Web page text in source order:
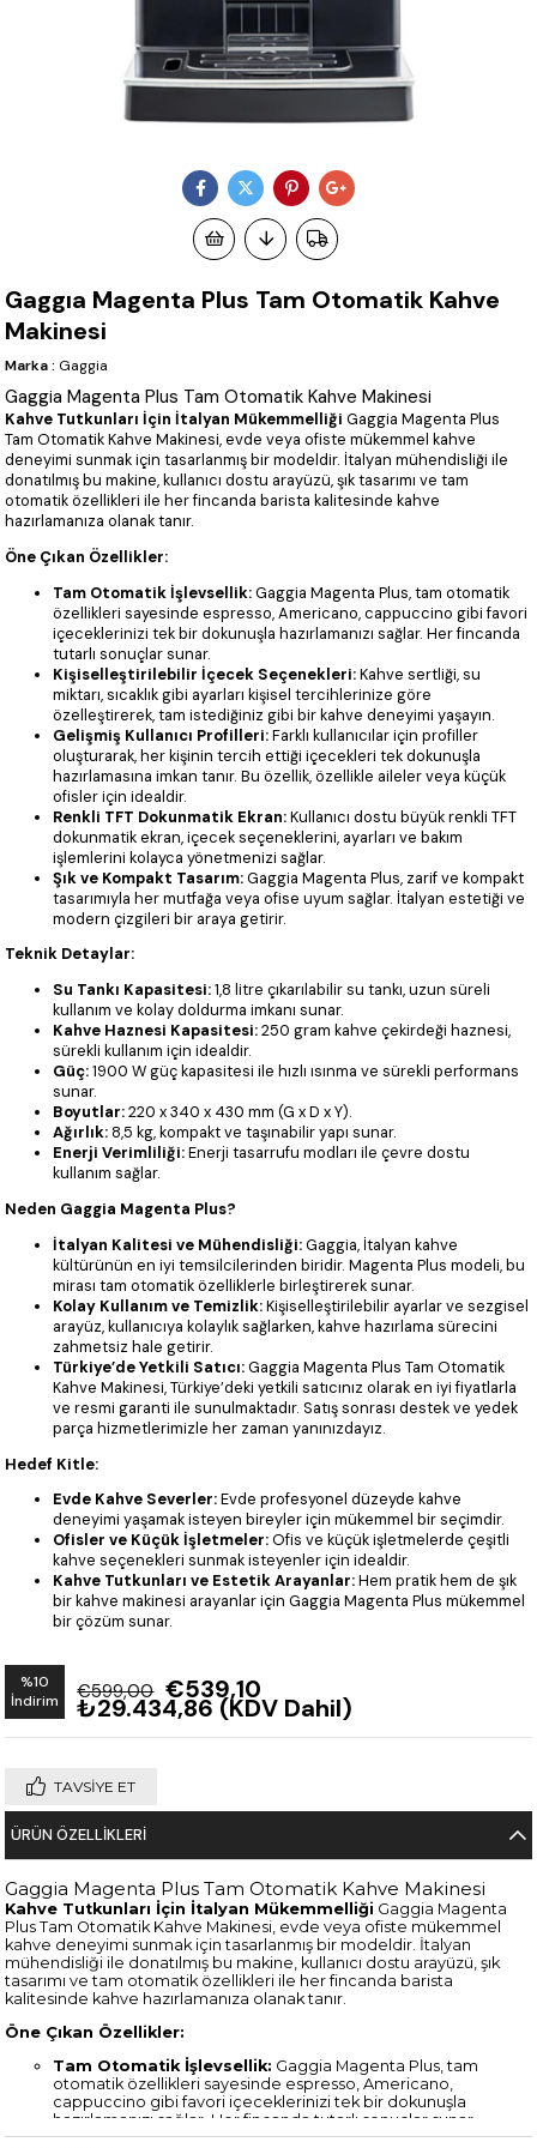
Gaggıa Magenta Plus Tam Otomatik Kahve
Makinesi
Marka : Gaggia
Gaggia Magenta Plus Tam Otomatik Kahve Makinesi
Kahve Tutkunları İçin İtalyan Mükemmelliği Gaggia Magenta Plus
Tam Otomatik Kahve Makinesi, evde veya ofiste mükemmel kahve
deneyimi sunmak için tasarlanmış bir modeldir. İtalyan mühendisliği ile
donatılmış bu makine, kullanıcı dostu arayüzü, şık tasarımı ve tam
otomatik özellikleri ile her fincanda barista kalitesinde kahve
hazırlamanıza olanak tanır.
Öne Çıkan Özellikler:
Tam Otomatik İşlevsellik:Gaggia Magenta Plus, tam otomatik
özellikleri sayesinde espresso, Americano, cappuccino gibi favori
içeceklerinizi tek bir dokunuşla hazırlamanızı sağlar. Her fincanda
tutarlı sonuçlar sunar.
Kişiselleştirilebilir İçecek Seçenekleri:Kahve sertliği, su
miktarı, sıcaklık gibi ayarları kişisel tercihlerinize göre
özelleştirerek, tam istediğiniz gibi bir kahve deneyimi yaşayın.
Gelişmiş Kullanıcı Profilleri:Farklı kullanıcılar için profiller
oluşturarak, her kişinin tercih ettiği içecekleri tek dokunuşla
hazırlamasına imkan tanır. Bu özellik, özellikle aileler veya küçük
ofisler için idealdir.
Renkli TFT Dokunmatik Ekran:Kullanıcı dostu büyük renkli TFT
dokunmatik ekran, içecek seçeneklerini, ayarları ve bakım
işlemlerini kolayca yönetmenizi sağlar.
Şık ve Kompakt Tasarım:Gaggia Magenta Plus, zarif ve kompakt
tasarımıyla her mutfağa veya ofise uyum sağlar. İtalyan estetiği ve
modern çizgileri bir araya getirir.
Teknik Detaylar:
Su Tankı Kapasitesi:1,8 litre çıkarılabilir su tankı, uzun süreli
kullanım ve kolay doldurma imkanı sunar.
Kahve Haznesi Kapasitesi:250 gram kahve çekirdeği haznesi,
sürekli kullanım için idealdir.
Güç:1900 W güç kapasitesi ile hızlı ısınma ve sürekli performans
sunar.
Boyutlar:220 x 340 x 430 mm (G x D x Y).
Ağırlık: 8,5 kg, kompakt ve taşınabilir yapı sunar.
Enerji Verimliliği:Enerji tasarrufu modları ile çevre dostu
kullanım sağlar.
Neden Gaggia Magenta Plus?
İtalyan Kalitesi ve Mühendisliği:Gaggia, İtalyan kahve
kültürünün en iyi temsilcilerinden biridir. Magenta Plus modeli, bu
mirası tam otomatik özelliklerle birleştirerek sunar.
Kolay Kullanım ve Temizlik:Kişiselleştirilebilir ayarlar ve sezgisel
arayüz, kullanıcıya kolaylık sağlarken, kahve hazırlama sürecini
zahmetsiz hale getirir.
Türkiye’de Yetkili Satıcı:Gaggia Magenta Plus Tam Otomatik
Kahve Makinesi, Türkiye’deki yetkili satıcınız olarak en iyi fiyatlarla
ve resmi garanti ile sunulmaktadır. Satış sonrası destek ve yedek
parça hizmetlerimizle her zaman yanınızdayız.
Hedef Kitle:
Evde Kahve Severler:Evde profesyonel düzeyde kahve
deneyimi yaşamak isteyen bireyler için mükemmel bir seçimdir.
Ofisler ve Küçük İşletmeler:Ofis ve küçük işletmelerde çeşitli
kahve seçenekleri sunmak isteyenler için idealdir.
Kahve Tutkunları ve Estetik Arayanlar:Hem pratik hem de şık
bir kahve makinesi arayanlar için Gaggia Magenta Plus mükemmel
bir çözüm sunar.
%10
İndirim
€599,00 €539,10
₺29.434,86 (KDV Dahil)
TAVSIYE ET
ÜRÜN ÖZELLIKLERI
Gaggia Magenta Plus Tam Otomatik Kahve Makinesi
Kahve Tutkunları İçin İtalyan Mükemmelliği Gaggia Magenta
Plus Tam Otomatik Kahve Makinesi, evde veya ofiste mükemmel
kahve deneyimi sunmak için tasarlanmış bir modeldir. İtalyan
mühendisliği ile donatılmış bu makine, kullanıcı dostu arayüzü, şık
tasarımı ve tam otomatik özellikleri ile her fincanda barista
kalitesinde kahve hazırlamanıza olanak tanır.
Öne Çıkan Özellikler:
Tam Otomatik İşlevsellik: Gaggia Magenta Plus, tam
otomatik özellikleri sayesinde espresso, Americano,
cappuccino gibi favori içeceklerinizi tek bir dokunuşla
hazırlamanızı sağlar. Her fincanda tutarlı sonuçlar sunar.
Kişiselleştirilebilir İçecek Seçenekleri:Kahve sertliği, su